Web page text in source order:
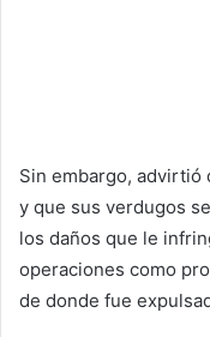
Sin embargo, advirtió
y que sus verdugos
los daños que le
operaciones como
de donde fue